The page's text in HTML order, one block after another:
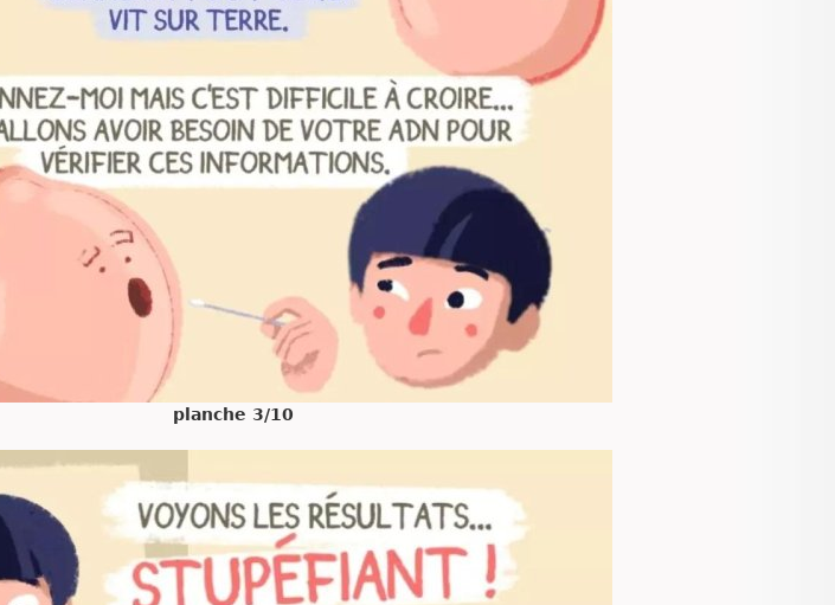
planche 3/10